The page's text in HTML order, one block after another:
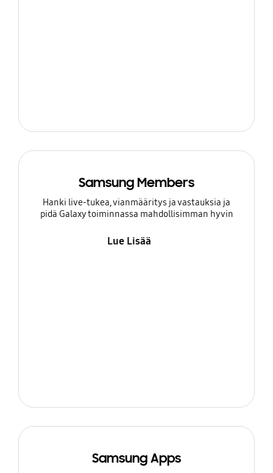
Samsung Members
Hanki live-tukea, vianmääritys ja vastauksia ja
pidä Galaxy toiminnassa mahdollisimman hyvin
Lue Lisää
Samsung Apps